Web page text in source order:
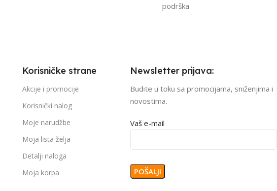
podrška
Korisničke strane
Akcije i promocije
Korisnički nalog
Moje narudžbe
Moja lista želja
Detalji naloga
Moja korpa
Newsletter prijava:
Budite u toku sa promocijama, sniženjima i
novostima.
Vaš e-mail